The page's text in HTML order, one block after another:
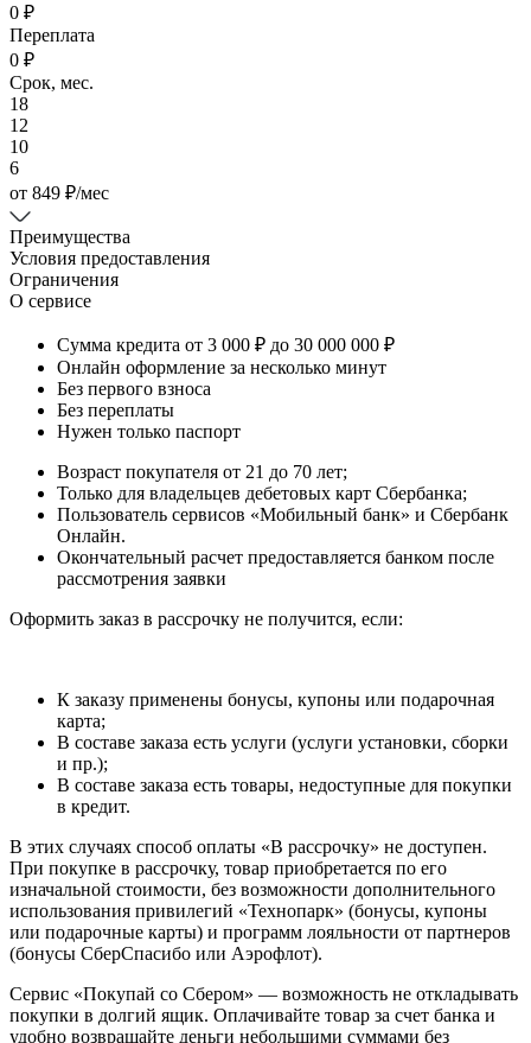
0 ₽
Переплата
0 ₽
Срок, мес.
18
12
10
6
от 849 ₽/мес
Преимущества
Условия предоставления
Ограничения
О сервисе
Сумма кредита от 3 000 ₽ до 30 000 000 ₽
Онлайн оформление за несколько минут
Без первого взноса
Без переплаты
Нужен только паспорт
Возраст покупателя от 21 до 70 лет;
Только для владельцев дебетовых карт Сбербанка;
Пользователь сервисов «Мобильный банк» и Сбербанк
Онлайн.
Окончательный расчет предоставляется банком после
рассмотрения заявки
Оформить заказ в рассрочку не получится, если:
К заказу применены бонусы, купоны или подарочная
карта;
В составе заказа есть услуги (услуги установки, сборки
и пр.);
В составе заказа есть товары, недоступные для покупки
в кредит.
В этих случаях способ оплаты «В рассрочку» не доступен.
При покупке в рассрочку, товар приобретается по его
изначальной стоимости, без возможности дополнительного
использования привилегий «Технопарк» (бонусы, купоны
или подарочные карты) и программ лояльности от партнеров
(бонусы СберСпасибо или Аэрофлот).
Сервис «Покупай со Сбером» — возможность не откладывать
покупки в долгий ящик. Оплачивайте товар за счет банка и
удобно возвращайте деньги небольшими суммами без